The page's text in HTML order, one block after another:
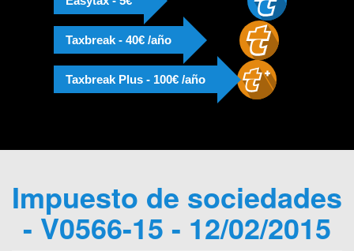
Taxbreak - 40€ /año
Taxbreak Plus - 100€ /año
Impuesto de sociedades
- V0566-15 - 12/02/2015